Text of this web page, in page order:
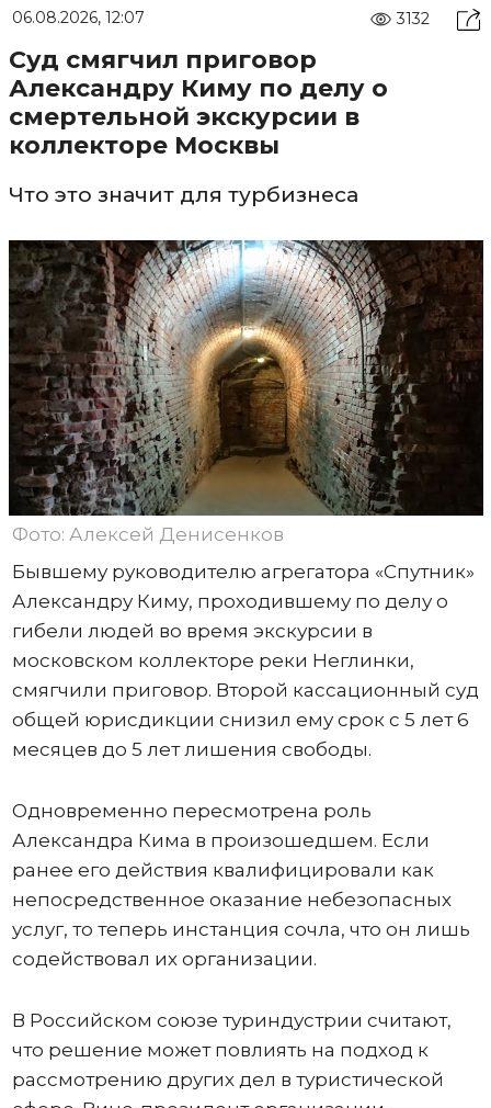
06.08.2026, 12:07 3132
Суд смягчил приговор
Александру Киму по делу о
смертельной экскурсии в
коллекторе Москвы
Что это значит для турбизнеса
Фото: Алексей Денисенков
Бывшему руководителю агрегатора «Спутник»
Александру Киму, проходившему по делу о
гибели людей во время экскурсии в
московском коллекторе реки Неглинки,
смягчили приговор. Второй кассационный суд
общей юрисдикции снизил ему срок с 5 лет 6
месяцев до 5 лет лишения свободы.
Одновременно пересмотрена роль
Александра Кима в произошедшем. Если
ранее его действия квалифицировали как
непосредственное оказание небезопасных
услуг, то теперь инстанция сочла, что он лишь
содействовал их организации.
В Российском союзе туриндустрии считают,
что решение может повлиять на подход к
рассмотрению других дел в туристической